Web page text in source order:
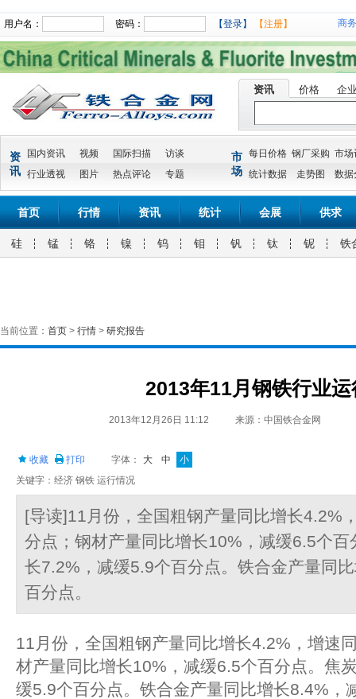
用户名： 密码： 【登录】 【注册】 商
资讯 价格 企
资
讯
国内资讯 视频 国际扫描
访谈
行业透视
图片 热点评论 专题
市
场
每日价格 钢厂采购 市场
统计数据
走势图 数据
首页 行情 资讯 统计 会展 供求
硅 锰 铬 镍 钨 钼 钒 钛 铌 铁
当前位置： 首页 > 行情 > 研究报告
2013年11月钢铁行业
2013年12月26日 11:12 来源：中国铁合金网
收藏 打印 字体： 大 中
小
关键字：经济 钢铁 运行情况
[导读]11月份，全国粗钢产量同比增长4.2%
分点；钢材产量同比增长10%，减缓6.5个
长7.2%，减缓5.9个百分点。铁合金产量同
百分点。
11月份，全国粗钢产量同比增长4.2%，增速
材产量同比增长10%，减缓6.5个百分点。焦
缓5.9个百分点。铁合金产量同比增长8.4%，